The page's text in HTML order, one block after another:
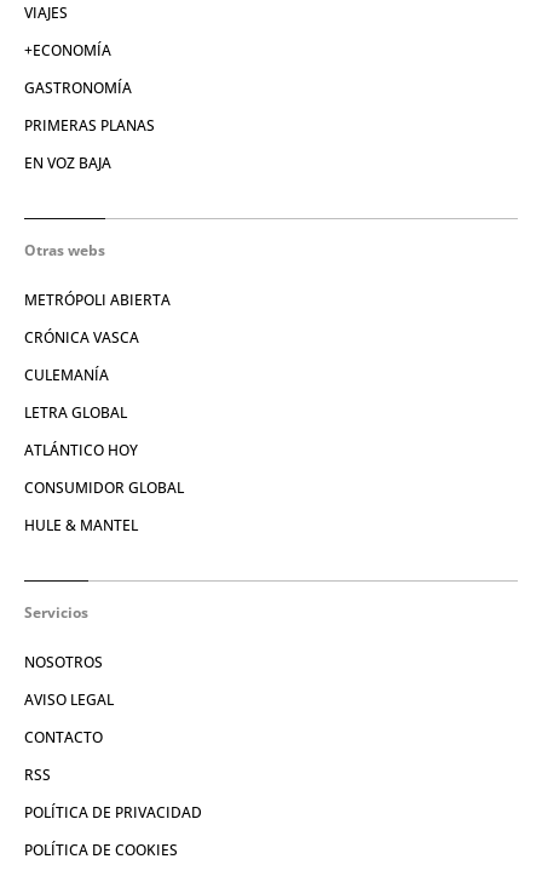
VIAJES
+ECONOMÍA
GASTRONOMÍA
PRIMERAS PLANAS
EN VOZ BAJA
Otras webs
METRÓPOLI ABIERTA
CRÓNICA VASCA
CULEMANÍA
LETRA GLOBAL
ATLÁNTICO HOY
CONSUMIDOR GLOBAL
HULE & MANTEL
Servicios
NOSOTROS
AVISO LEGAL
CONTACTO
RSS
POLÍTICA DE PRIVACIDAD
POLÍTICA DE COOKIES